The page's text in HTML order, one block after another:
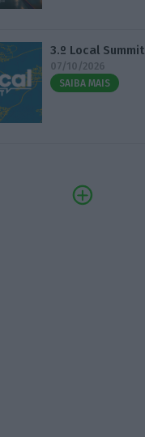
3.º Local Summit
07/10/2026
SAIBA MAIS